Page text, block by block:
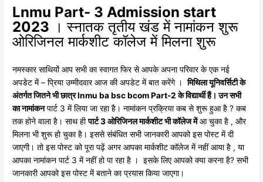
Lnmu Part- 3 Admission start
2023 । स्नातक तृतीय खंड में नामांकन शुरू
ओरिजिनल मार्कशीट कॉलेज में मिलना शुरू
नमस्कार साथियों आप सभी का स्वागत फिर से आपके अपना परिवार के एक नई
अपडेट में – प्रिया उम्मीदवार आज की अपडेट में बात करेंगे ।मिथिला यूनिवर्सिटी के
अंतर्गत जितने भी छात्र lnmu ba bsc bcom Part-2 के विद्यार्थी हैं। उन सभी
का नामांकनपार्ट 3 में लिया जा रहा है। नामांकन प्रक्रिया कब से शुरू हुआ है ? कब
तक होने वाला है। साथ हीपार्ट 3 ओरिजिनल मार्कशीट भी कॉलेज मेंआ चुका है , और
मिलना भी शुरू हो चुका है। इससे संबंधित सभी जानकारी आपको इस पोस्ट में दी
जाएगी। तो इस पोस्ट को पूरा पढ़ें अगर आपका मार्कशीट कॉलेज में नहीं आया है , या
आपका नामांकन पार्ट 3 में नहीं हो पा रहा है । इसके लिए आपको क्या करना है? सभी
जानकारी आपको इस पोस्ट में बताने का प्रयास किया जाएगा।